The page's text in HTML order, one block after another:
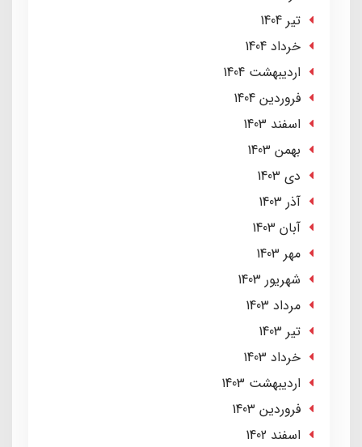
تير 1404
خرداد 1404
ارديبهشت 1404
فروردین 1404
اسفند 1403
بهمن 1403
دی 1403
آذر 1403
آبان 1403
مهر 1403
شهریور 1403
مرداد 1403
تير 1403
خرداد 1403
ارديبهشت 1403
فروردین 1403
اسفند 1402